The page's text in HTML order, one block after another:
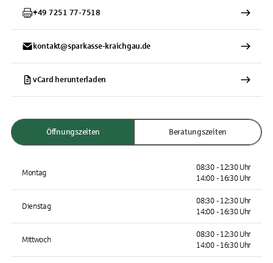
+49 7251 77-7518
kontakt@sparkasse-kraichgau.de
vCard herunterladen
Öffnungszeiten Beratungszeiten
Montag
08:30 - 12:30 Uhr
14:00 - 16:30 Uhr
Dienstag
08:30 - 12:30 Uhr
14:00 - 16:30 Uhr
Mittwoch
08:30 - 12:30 Uhr
14:00 - 16:30 Uhr